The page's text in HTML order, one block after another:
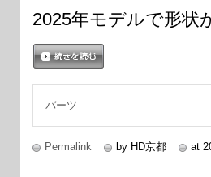
2025年モデルで形状
パーツ
Permalink by HD京都 at